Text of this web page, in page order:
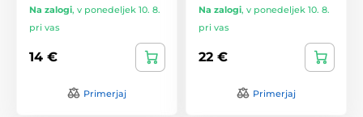
Na zalogi, v ponedeljek 10. 8.
pri vas
14 €
Primerjaj
Na zalogi, v ponedeljek 10. 8.
pri vas
22 €
Primerjaj